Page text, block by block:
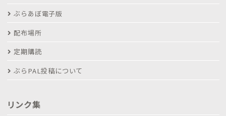
ぶらあぼ電子版
配布場所
定期購読
ぶらPAL投稿について
リンク集